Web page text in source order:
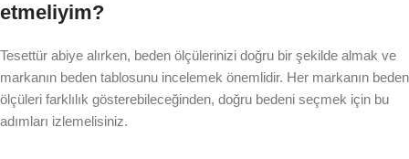
etmeliyim?
Tesettür abiye alırken, beden ölçülerinizi doğru bir şekilde almak ve
markanın beden tablosunu incelemek önemlidir. Her markanın beden
ölçüleri farklılık gösterebileceğinden, doğru bedeni seçmek için bu
adımları izlemelisiniz.